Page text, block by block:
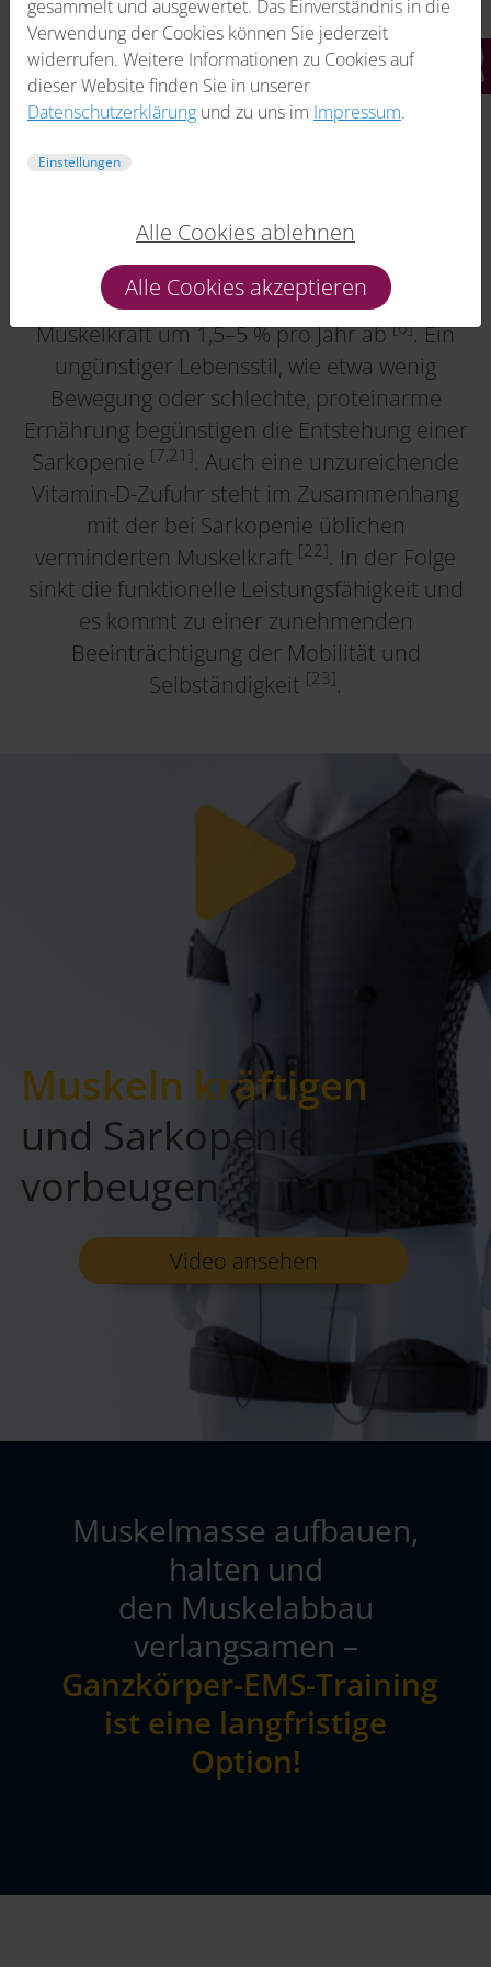
Ab dem 50. Lebensjahr nehmen die
Muskelmasse um circa 1–2 % und die
Muskelkraft um 1,5–5 % pro Jahr ab[6]. Ein
ungünstiger Lebensstil, wie etwa wenig
Bewegung oder schlechte, proteinarme
Ernährung begünstigen die Entstehung einer
Sarkopenie [7,21]. Auch eine unzureichende
Vitamin-D-Zufuhr steht im Zusammenhang
mit der bei Sarkopenie üblichen
verminderten Muskelkraft [22]. In der Folge
sinkt die funktionelle Leistungsfähigkeit und
es kommt zu einer zunehmenden
Beeinträchtigung der Mobilität und
Selbständigkeit [23].
Muskeln kräftigen
und Sarkopenie
vorbeugen
Video ansehen
Muskelmasse aufbauen,
halten und
den Muskelabbau
verlangsamen –
Ganzkörper-EMS-Training
ist eine langfristige
Option!
gesammelt und ausgewertet. Das Einverständnis in die
Verwendung der Cookies können Sie jederzeit
widerrufen. Weitere Informationen zu Cookies auf
dieser Website finden Sie in unserer
Datenschutzerklärung und zu uns im Impressum.
Einstellungen
Alle Cookies ablehnen
Alle Cookies akzeptieren